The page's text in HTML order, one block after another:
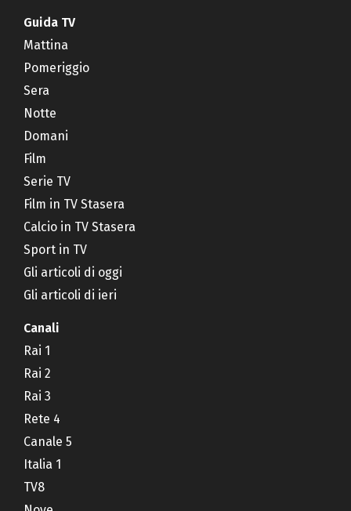
Guida TV
Mattina
Pomeriggio
Sera
Notte
Domani
Film
Serie TV
Film in TV Stasera
Calcio in TV Stasera
Sport in TV
Gli articoli di oggi
Gli articoli di ieri
Canali
Rai 1
Rai 2
Rai 3
Rete 4
Canale 5
Italia 1
TV8